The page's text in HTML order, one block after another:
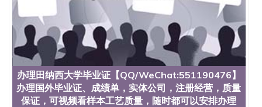
办理田纳西大学毕业证【QQ/WeChat:551190476】
办理国外毕业证、成绩单，实体公司，注册经营，质量
保证，可视频看样本工艺质量，随时都可以安排办理